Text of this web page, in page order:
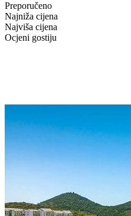
Preporučeno
Najniža cijena
Najviša cijena
Ocjeni gostiju